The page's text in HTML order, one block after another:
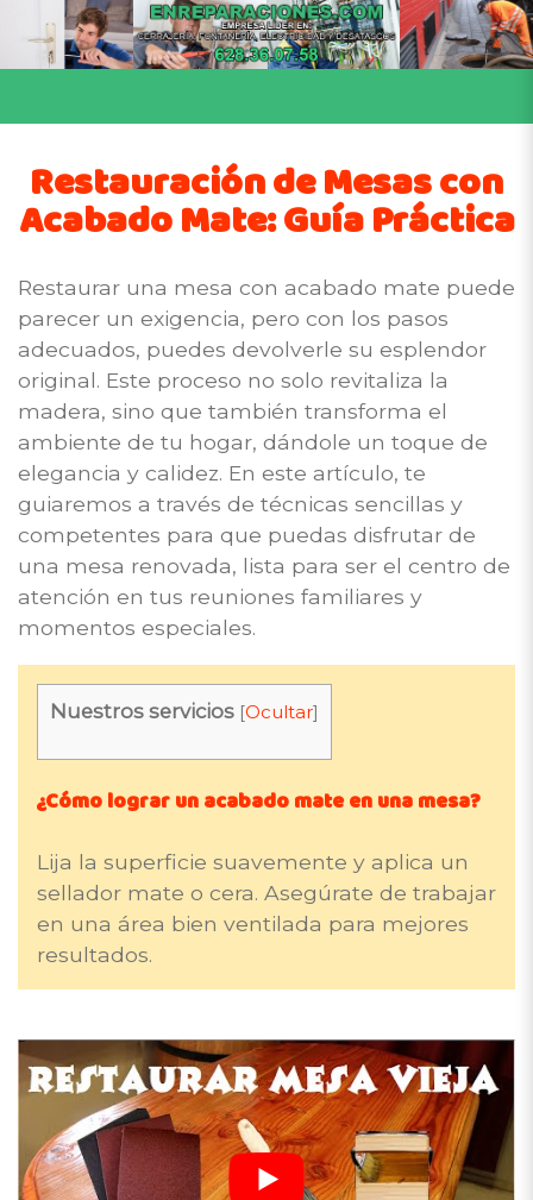
Restauración de Mesas con
Acabado Mate: Guía Práctica
Restaurar una mesa con acabado mate puede
parecer un exigencia, pero con los pasos
adecuados, puedes devolverle su esplendor
original. Este proceso no solo revitaliza la
madera, sino que también transforma el
ambiente de tu hogar, dándole un toque de
elegancia y calidez. En este artículo, te
guiaremos a través de técnicas sencillas y
competentes para que puedas disfrutar de
una mesa renovada, lista para ser el centro de
atención en tus reuniones familiares y
momentos especiales.
Nuestros servicios [Ocultar]
¿Cómo lograr un acabado mate en una mesa?
Lija la superficie suavemente y aplica un
sellador mate o cera. Asegúrate de trabajar
en una área bien ventilada para mejores
resultados.